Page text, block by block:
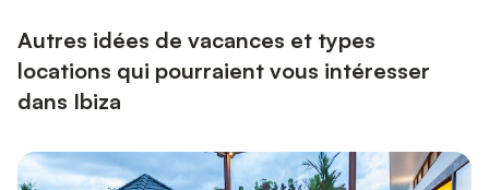
Autres idées de vacances et types
locations qui pourraient vous intéresser
dans Ibiza